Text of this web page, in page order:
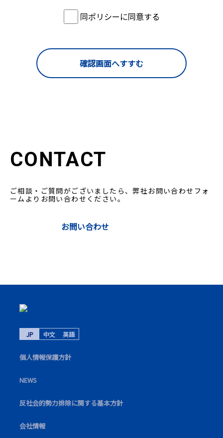
同ポリシーに同意する
CONTACT
ご相談・ご質問がございましたら、弊社お問い合わせフォ
ームよりお問い合わせください。
お問い合わせ
JP 中文 英語
個⼈情報保護⽅針
NEWS
反社会的勢力排除に関する基本方針
会社情報